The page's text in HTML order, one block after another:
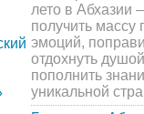
лето в Абхазии
получить массу
эмоций,
отдохнуть
пополнить
уникальной